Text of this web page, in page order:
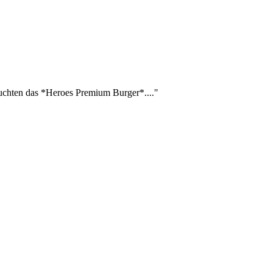
das *Heroes Premium Burger*...."